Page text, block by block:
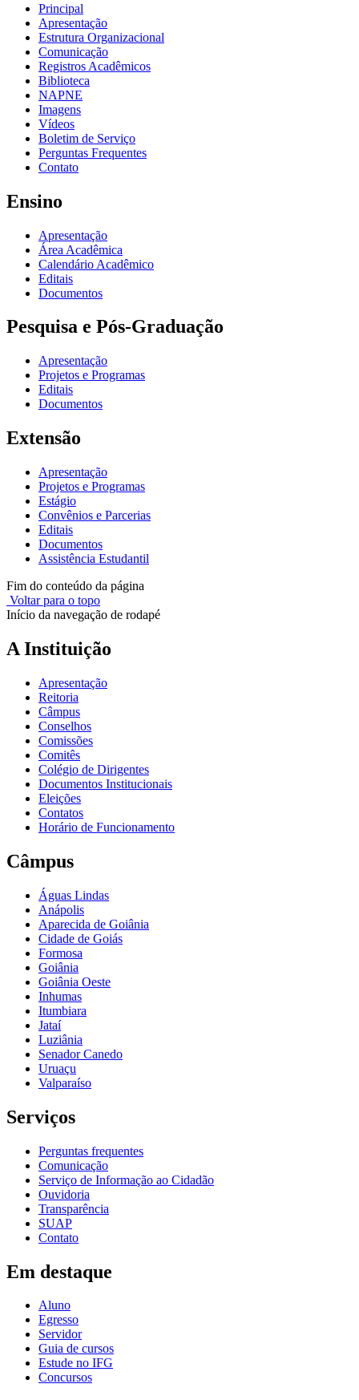
Principal
Apresentação
Estrutura Organizacional
Comunicação
Registros Acadêmicos
Biblioteca
NAPNE
Imagens
Vídeos
Boletim de Serviço
Perguntas Frequentes
Contato
Ensino
Apresentação
Área Acadêmica
Calendário Acadêmico
Editais
Documentos
Pesquisa e Pós-Graduação
Apresentação
Projetos e Programas
Editais
Documentos
Extensão
Apresentação
Projetos e Programas
Estágio
Convênios e Parcerias
Editais
Documentos
Assistência Estudantil
Fim do conteúdo da página
Voltar para o topo
Início da navegação de rodapé
A Instituição
Apresentação
Reitoria
Câmpus
Conselhos
Comissões
Comitês
Colégio de Dirigentes
Documentos Institucionais
Eleições
Contatos
Horário de Funcionamento
Câmpus
Águas Lindas
Anápolis
Aparecida de Goiânia
Cidade de Goiás
Formosa
Goiânia
Goiânia Oeste
Inhumas
Itumbiara
Jataí
Luziânia
Senador Canedo
Uruaçu
Valparaíso
Serviços
Perguntas frequentes
Comunicação
Serviço de Informação ao Cidadão
Ouvidoria
Transparência
SUAP
Contato
Em destaque
Aluno
Egresso
Servidor
Guia de cursos
Estude no IFG
Concursos